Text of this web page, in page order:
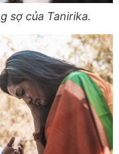
sợ của Tanirika.